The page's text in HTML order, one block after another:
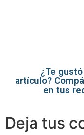
¿Te
artículo?
en tus
Deja tus